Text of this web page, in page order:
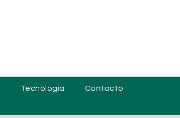
Tecnología Contacto